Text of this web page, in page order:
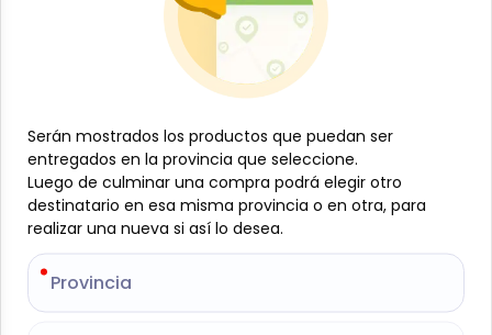
Pasta dental Cavity Protection, 113 g,
B-JAM-001-2035
Especificaciones
-
Serán mostrados los productos que puedan ser
entregados en la provincia que seleccione.
Luego de culminar una compra podrá elegir otro
destinatario en esa misma provincia o en otra, para
realizar una nueva si así lo desea.
Provincia
Serán mostrados los productos que puedan ser
entregados en la provincia que seleccione.
Luego de culminar una compra podrá elegir otro
destinatario en esa misma provincia o en otra, para
realizar una nueva si así lo desea.
Provincia